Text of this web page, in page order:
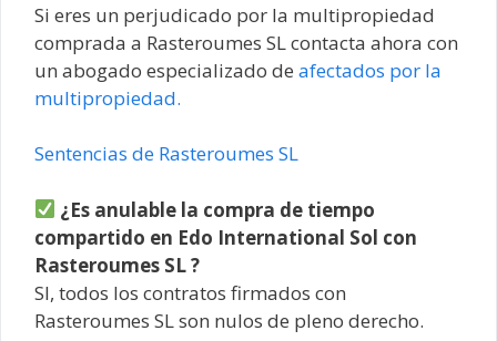
Si eres un perjudicado por la multipropiedad
comprada a Rasteroumes SL contacta ahora con
un abogado especializado de afectados por la
multipropiedad.
Sentencias de Rasteroumes SL
¿Es anulable la compra de tiempo
compartido en Edo International Sol con
Rasteroumes SL ?
SI, todos los contratos firmados con
Rasteroumes SL son nulos de pleno derecho.